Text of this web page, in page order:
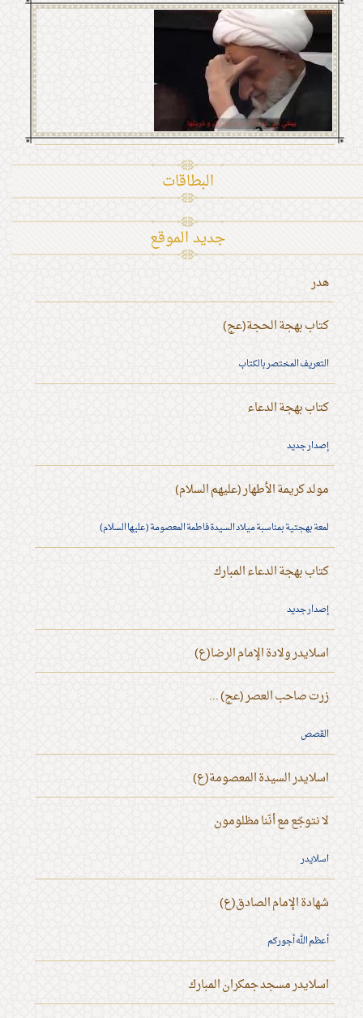
البطاقات
جديد الموقع
هدر
كتاب بهجة الحجة(عج)
التعريف المختصر بالكتاب
كتاب بهجة الدعاء
إصدار جديد
مولد كريمة الأطهار (عليهم السلام)
لمعة بهجتية بمناسبة ميلاد السيدة فاطمة المعصومة (عليها السلام)
كتاب بهجة الدعاء المبارك
إصدار جديد
اسلايدر ولادة الإمام الرضا(ع)
زرت صاحب العصر (عج) ...
القصص
اسلايدر السيدة المعصومة(ع)
لا نتوجّع مع أنّنا مظلومون
اسلايدر
شهادة الإمام الصادق(ع)
أعظم الله أجوركم
اسلايدر مسجد جمكران المبارك